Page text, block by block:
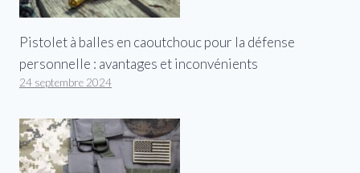
Pistolet à balles en caoutchouc pour la défense
personnelle : avantages et inconvénients
24 septembre 2024